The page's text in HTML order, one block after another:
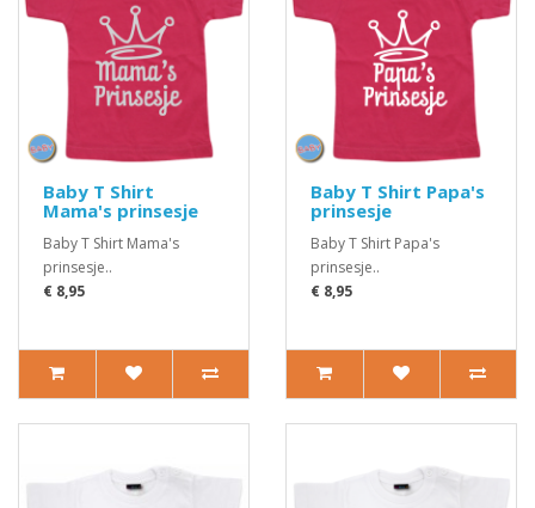
Baby T Shirt
Mama's prinsesje
Baby T Shirt Mama's
prinsesje..
€ 8,95
Baby T Shirt Papa's
prinsesje
Baby T Shirt Papa's
prinsesje..
€ 8,95